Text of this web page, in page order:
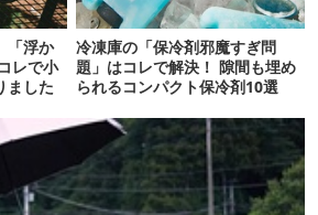
「浮か
レで小
ました
冷凍庫の「保冷剤邪魔すぎ問
題」はコレで解決！ 隙間も埋め
られるコンパクト保冷剤10選